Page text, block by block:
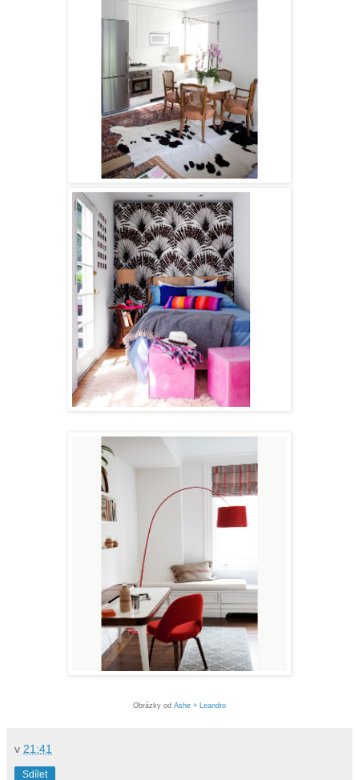
Obrázky od Ashe + Leandro
v 21:41
Sdílet